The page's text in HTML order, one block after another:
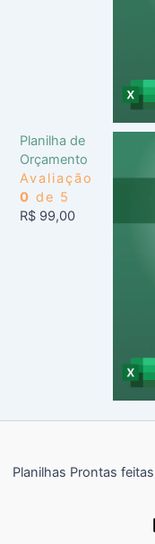
Planilha de
Orçamento
Avaliação
0 de 5
R$ 99,00
Planilhas Prontas